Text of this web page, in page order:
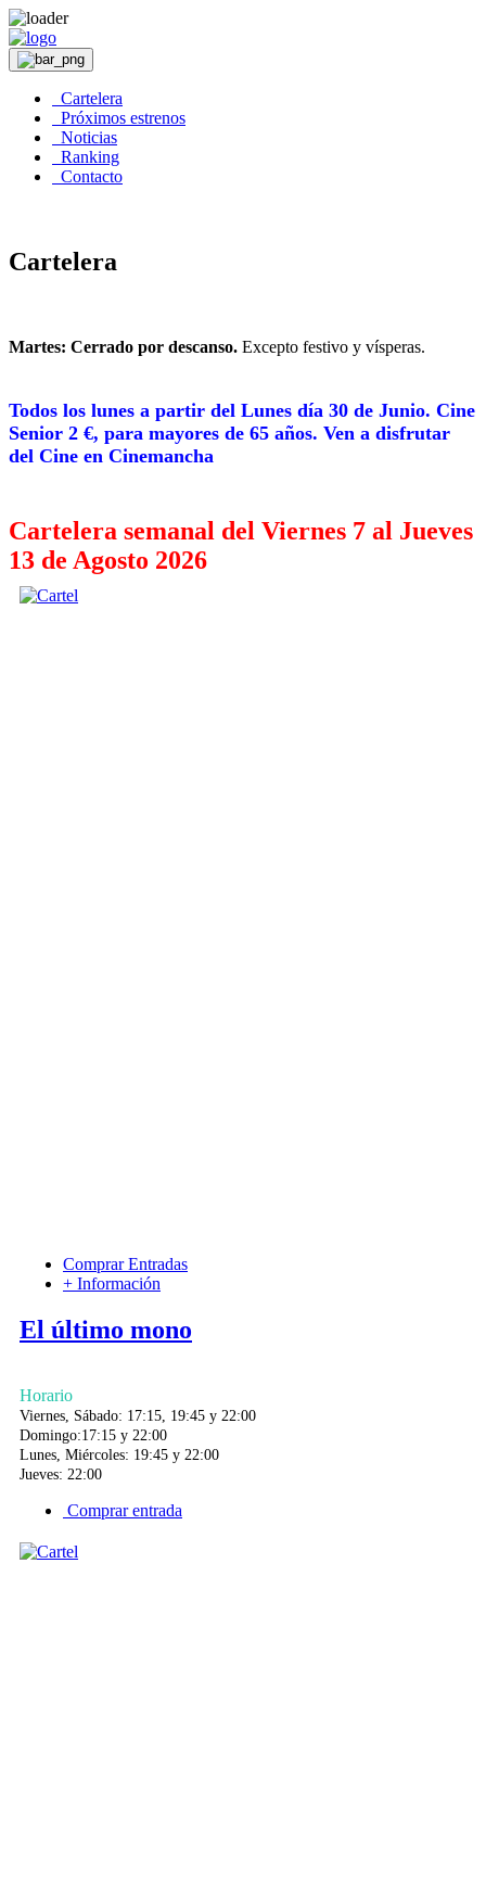
Cartelera
Próximos estrenos
Noticias
Ranking
Contacto
Cartelera
Martes: Cerrado por descanso. Excepto festivo y vísperas.
Todos los lunes a partir del Lunes día 30 de Junio. Cine
Senior 2 €, para mayores de 65 años. Ven a disfrutar
del Cine en Cinemancha
Cartelera semanal del Viernes 7 al Jueves
13 de Agosto 2026
Comprar Entradas
+ Información
El último mono
Horario
Viernes, Sábado: 17:15, 19:45 y 22:00
Domingo:17:15 y 22:00
Lunes, Miércoles: 19:45 y 22:00
Jueves: 22:00
Comprar entrada